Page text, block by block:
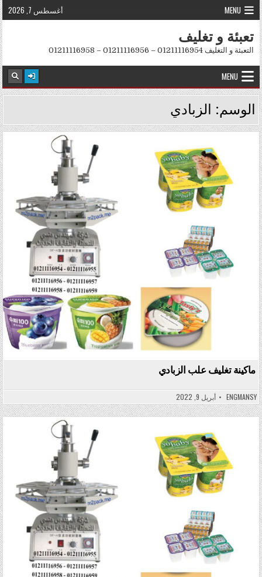
Skip to content
MENU أغسطس 7, 2026
تعبئة و تغليف
التعبئة و التغليف 01211116954 – 01211116956 – 01211116958
MENU
الوسم: الزبادي
Posted in
ماكينة تغليف علب الزبادي
ENGMANSY أبريل 9, 2022
Posted in